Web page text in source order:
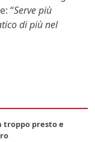
“Serve più
di più nel
troppo presto e